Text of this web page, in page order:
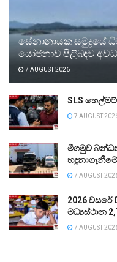
සේනානායක සමුද්‍රයේ
යෝජනාව පිළිබඳව
7 AUGUST 2026
SLS
7 AUGUST
මීගමුව
7 AUGUST
2026 වසරේ
මධ්‍යස්ථාන
7 AUGUST